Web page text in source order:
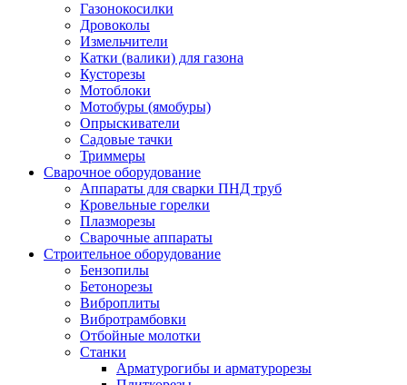
Газонокосилки
Дровоколы
Измельчители
Катки (валики) для газона
Кусторезы
Мотоблоки
Мотобуры (ямобуры)
Опрыскиватели
Садовые тачки
Триммеры
Сварочное оборудование
Аппараты для сварки ПНД труб
Кровельные горелки
Плазморезы
Сварочные аппараты
Строительное оборудование
Бензопилы
Бетонорезы
Виброплиты
Вибротрамбовки
Отбойные молотки
Станки
Арматурогибы и арматурорезы